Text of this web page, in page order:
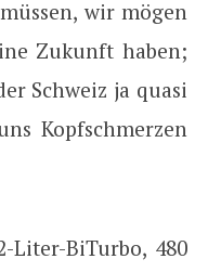
wir mögen
Zukunft haben;
Schweiz ja quasi
Kopfschmerzen
BiTurbo, 480